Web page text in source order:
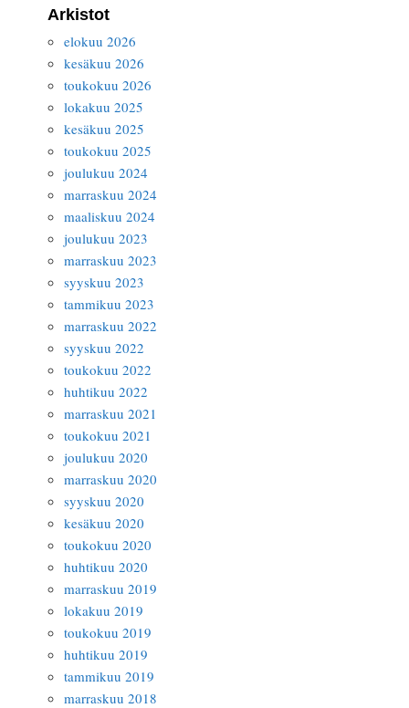
Arkistot
elokuu 2026
kesäkuu 2026
toukokuu 2026
lokakuu 2025
kesäkuu 2025
toukokuu 2025
joulukuu 2024
marraskuu 2024
maaliskuu 2024
joulukuu 2023
marraskuu 2023
syyskuu 2023
tammikuu 2023
marraskuu 2022
syyskuu 2022
toukokuu 2022
huhtikuu 2022
marraskuu 2021
toukokuu 2021
joulukuu 2020
marraskuu 2020
syyskuu 2020
kesäkuu 2020
toukokuu 2020
huhtikuu 2020
marraskuu 2019
lokakuu 2019
toukokuu 2019
huhtikuu 2019
tammikuu 2019
marraskuu 2018